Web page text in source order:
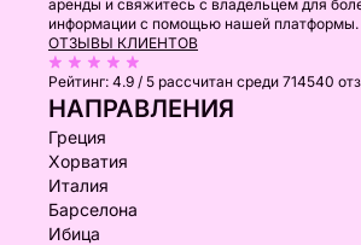
аренды и свяжитесь с владельцем для
информации с помощью нашей платформы.
ОТЗЫВЫ КЛИЕНТОВ
Рейтинг: 4.9 / 5 рассчитан среди 714540
НАПРАВЛЕНИЯ
Греция
Хорватия
Италия
Барселона
Ибица